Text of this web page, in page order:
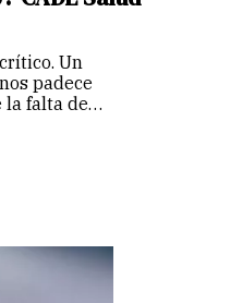
Un
padece
la falta de